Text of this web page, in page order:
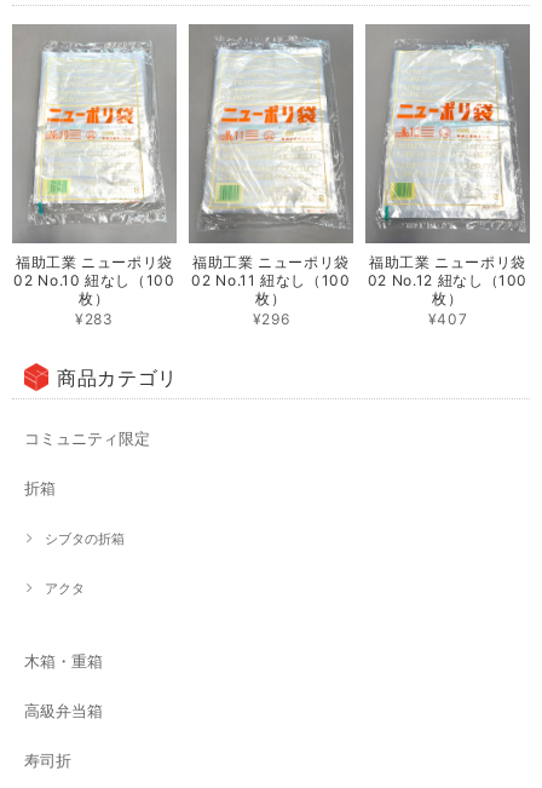
福助工業 ニューポリ袋
02 No.10 紐なし（100
枚）
¥283
福助工業 ニューポリ袋
02 No.11 紐なし（100
枚）
¥296
福助工業 ニューポリ袋
02 No.12 紐なし（100
枚）
¥407
商品カテゴリ
コミュニティ限定
折箱
シブタの折箱
アクタ
木箱・重箱
高級弁当箱
寿司折